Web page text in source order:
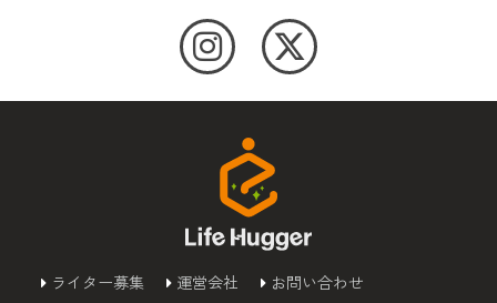
ライター募集 運営会社
お問い合わせ